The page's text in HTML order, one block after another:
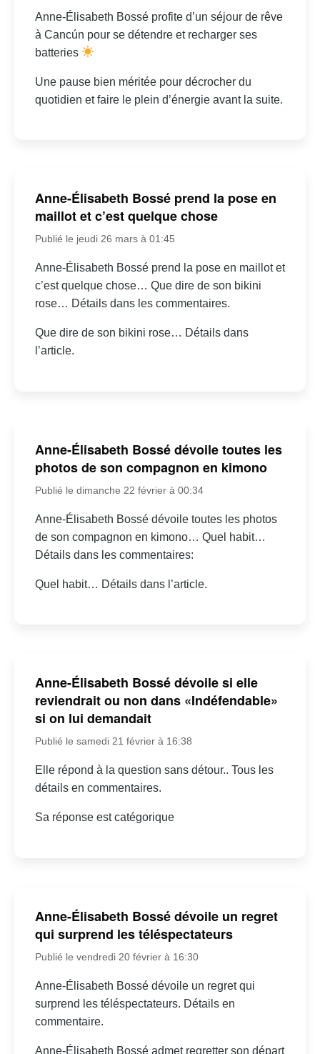
Anne-Élisabeth Bossé profite d’un séjour de rêve
à Cancún pour se détendre et recharger ses
batteries
Une pause bien méritée pour décrocher du
quotidien et faire le plein d’énergie avant la suite.
Anne-Élisabeth Bossé prend la pose en
maillot et c’est quelque chose
Publié le jeudi 26 mars à 01:45
Anne-Élisabeth Bossé prend la pose en maillot et
c’est quelque chose… Que dire de son bikini
rose… Détails dans les commentaires.
Que dire de son bikini rose… Détails dans
l’article.
Anne-Élisabeth Bossé dévoile toutes les
photos de son compagnon en kimono
Publié le dimanche 22 février à 00:34
Anne-Élisabeth Bossé dévoile toutes les photos
de son compagnon en kimono… Quel habit…
Détails dans les commentaires:
Quel habit… Détails dans l’article.
Anne-Élisabeth Bossé dévoile si elle
reviendrait ou non dans «Indéfendable»
si on lui demandait
Publié le samedi 21 février à 16:38
Elle répond à la question sans détour.. Tous les
détails en commentaires.
Sa réponse est catégorique
Anne-Élisabeth Bossé dévoile un regret
qui surprend les téléspectateurs
Publié le vendredi 20 février à 16:30
Anne-Élisabeth Bossé dévoile un regret qui
surprend les téléspectateurs. Détails en
commentaire.
Anne-Élisabeth Bossé admet regretter son départ